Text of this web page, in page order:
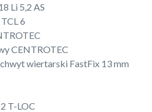
Li 5,2 AS
6
CENTROTEC
wiertarski FastFix 13 mm
T-LOC